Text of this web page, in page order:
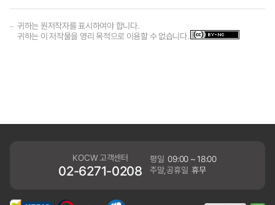
귀하는 원저작자를 표시하여야 합니다.
귀하는 이 저작물을 영리 목적으로 이용할 수 없습니다.
KOCW 고객센터
02-6271-0208
평일 09:00 ~ 18:00
주말,공휴일 휴무